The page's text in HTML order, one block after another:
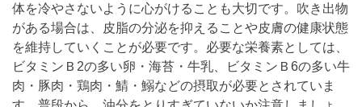
体を冷やさないように心がけることも大切です。吹き出物
がある場合は、皮脂の分泌を抑えることや皮膚の健康状態
を維持していくことが必要です。必要な栄養素としては、
ビタミンＢ2の多い卵・海苔・牛乳、ビタミンＢ6の多い牛
肉・豚肉・鶏肉・鯖・鰯などの摂取が必要とされていま